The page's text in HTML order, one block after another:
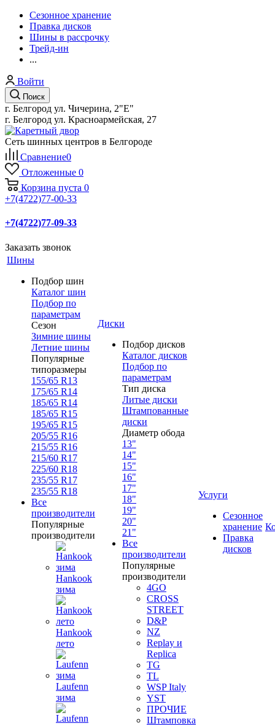
Сезонное хранение
Правка дисков
Шины в рассрочку
Трейд-ин
...
Войти
Поиск
г. Белгород ул. Чичерина, 2"Е"
г. Белгород ул. Красноармейская, 27
Сеть шинных центров в Белгороде
Сравнение0
Отложенные 0
Корзина пуста 0
+7(4722)77-00-33
+7(4722)77-09-33
Заказать звонок
Шины
Подбор шин
Каталог шин
Подбор по
параметрам
Сезон
Зимние шины
Летние шины
Популярные
типоразмеры
155/65 R13
175/65 R14
185/65 R14
185/65 R15
195/65 R15
205/55 R16
215/55 R16
215/60 R17
225/60 R18
235/55 R17
235/55 R18
Все
производители
Популярные
производители
Hankook
зима
Hankook
лето
Laufenn
зима
Диски
Подбор дисков
Каталог дисков
Подбор по
параметрам
Тип диска
Литые диски
Штампованные
диски
Диаметр обода
13"
14"
15"
16"
17"
18"
19"
20"
21"
Все
производители
Популярные
производители
4GO
CROSS
STREET
D&P
NZ
Replay и
Replica
TG
TL
WSP Italy
YST
ПРОЧИЕ
Штамповка
Услуги
Сезонное
хранение
Правка
дисков